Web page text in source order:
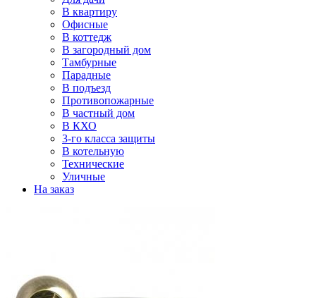
В квартиру
Офисные
В коттедж
В загородный дом
Тамбурные
Парадные
В подъезд
Противопожарные
В частный дом
В КХО
3-го класса защиты
В котельную
Технические
Уличные
На заказ